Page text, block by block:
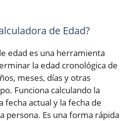
de Edad?
edad es una herramienta
la edad cronológica de
meses, días y otras
Funciona calculando la
fecha actual y la fecha de
persona. Es una forma rápida